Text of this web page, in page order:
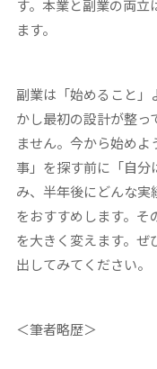
す。本業と副業の両立
ます。
副業は「始めること
かし最初の設計が整っ
ません。今から始め
事」を探す前に「自分
み、半年後にどんな実
をおすすめします。そ
を大きく変えます。ぜ
出してみてください。
＜筆者略歴＞